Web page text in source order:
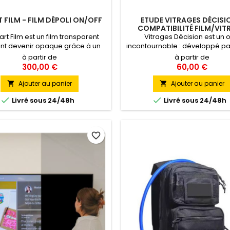
FILM - FILM DÉPOLI ON/OFF
Film est un film transparent
devenir opaque grâce à un
Votre surface vitrée peut
opaque ou transparente en
de quelques secondes. Le film
en différentes couleurs de
(blanc, gris, noir, bleu, vert,
et jaune) Pose Intérieure
à partir de
300,00 €
 Ajouter au panier
 Livré sous 24/48h
ETUDE VITRAGES
COMPATIBILITÉ FILM/
Vitrages Décision est un
incontournable : développé
CEBTP il permet d'effectuer les
thermiques des vitrages
un film Solar Gard Saint-
Il est destiné à l’ensemble des
de la construction, pour
dimensionner et vérifier
comportement des vitrages
à partir de
60,00 €
 Ajouter au panier
 Livré sous 24/48h
favorite_border